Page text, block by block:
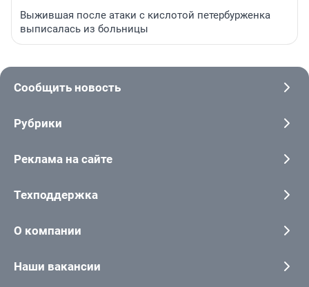
Выжившая после атаки с кислотой петербурженка
выписалась из больницы
Сообщить новость
Рубрики
Реклама на сайте
Техподдержка
О компании
Наши вакансии